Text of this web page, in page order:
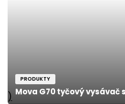
)
PRODUKTY
Mova G70 tyčový